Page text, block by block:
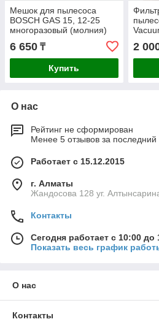
Мешок для пылесоса
BOSCH GAS 15, 12-25
многоразовый (молния)
GEPARD
6 650 ₸
Купить
(2 шт
2
О нас
Рейтинг не сформирован
Менее 5 отзывов за последний
Работает с 15.12.2015
г. Алматы
Жандосова 128 уг.
Контакты
Сегодня работает с 10:00 до
Показать весь график
О нас
Контакты